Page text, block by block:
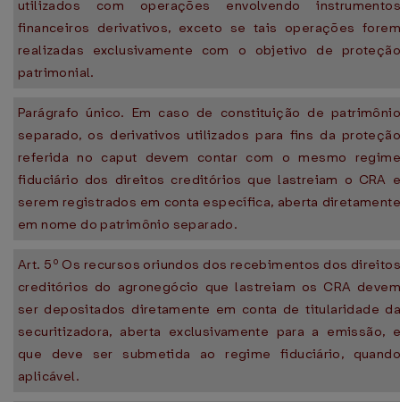
utilizados com operações envolvendo instrumentos
financeiros derivativos, exceto se tais operações forem
realizadas exclusivamente com o objetivo de proteção
patrimonial.
Parágrafo único. Em caso de constituição de patrimônio
separado, os derivativos utilizados para fins da proteção
referida no caput devem contar com o mesmo regime
fiduciário dos direitos creditórios que lastreiam o CRA e
serem registrados em conta específica, aberta diretamente
em nome do patrimônio separado.
Art. 5º Os recursos oriundos dos recebimentos dos direitos
creditórios do agronegócio que lastreiam os CRA devem
ser depositados diretamente em conta de titularidade da
securitizadora, aberta exclusivamente para a emissão, e
que deve ser submetida ao regime fiduciário, quando
aplicável.